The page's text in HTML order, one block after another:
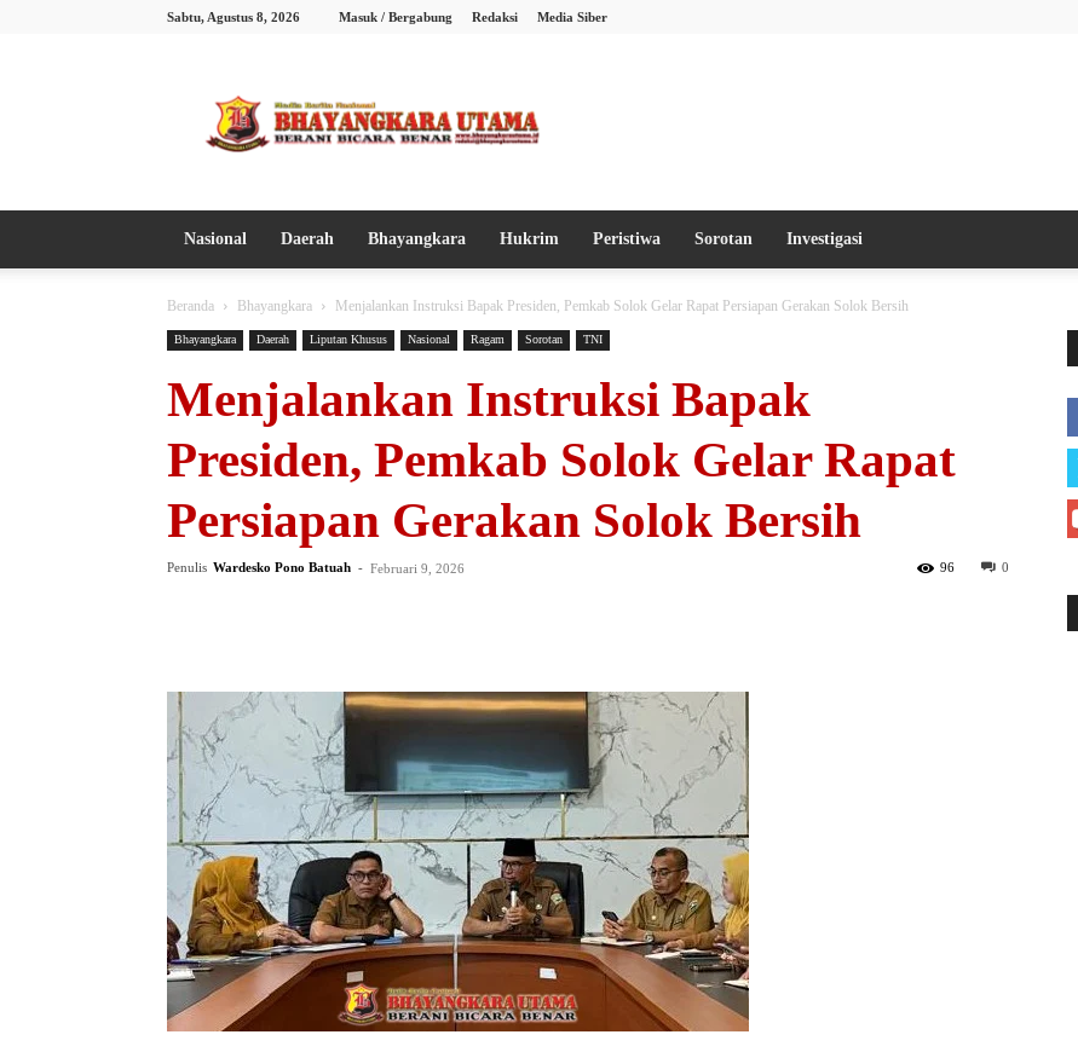
Sabtu, Agustus 8, 2026 Masuk / Bergabung Redaksi Media Siber
Utama
Nasional Daerah Bhayangkara Hukrim Peristiwa Sorotan Investigasi
Beranda Bhayangkara Menjalankan Instruksi Bapak Presiden, Pemkab Solok Gelar Rapat Persiapan Gerakan Solok Bersih
Bhayangkara Daerah Liputan Khusus Nasional Ragam Sorotan TNI
Menjalankan Instruksi Bapak
Presiden, Pemkab Solok Gelar Rapat
Persiapan Gerakan Solok Bersih
Penulis Wardesko Pono Batuah - Februari 9, 2026 0
96